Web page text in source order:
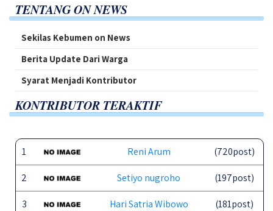
TENTANG ON NEWS
Sekilas Kebumen on News
Berita Update Dari Warga
Syarat Menjadi Kontributor
KONTRIBUTOR TERAKTIF
1 Reni Arum (720post)
2 Setiyo nugroho (197post)
3 Hari Satria Wibowo (181post)